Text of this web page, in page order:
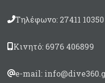
Τηλέφωνο: 27411 10350
Κινητό: 6976 406899
e-mail: